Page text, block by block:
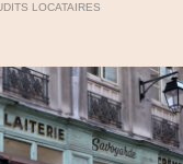
LOCATAIRES